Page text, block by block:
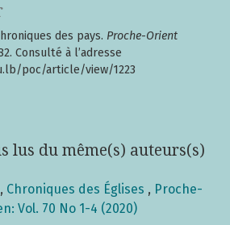
des pays. Proche-Orient
Consulté à l’adresse
poc/article/view/1223
lus du même(s) auteurs(s)
Chroniques des Églises , Proche-
Vol. 70 No 1-4 (2020)